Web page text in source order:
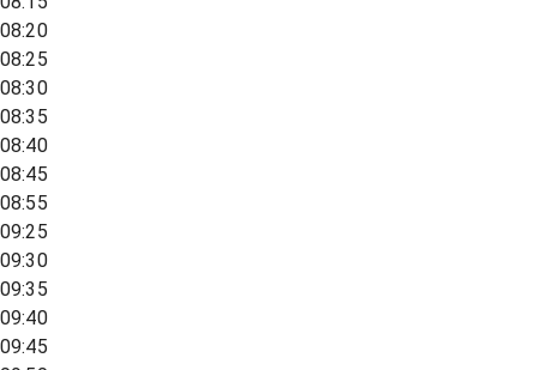
08:20
08:25
08:30
08:35
08:40
08:45
08:55
09:25
09:30
09:35
09:40
09:45